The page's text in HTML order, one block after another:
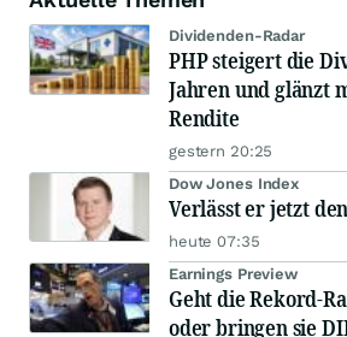
Dividenden-Radar
PHP steigert die
Jahren und glänzt
Rendite
gestern 20:25
Dow Jones Index
Verlässt er jetzt
heute 07:35
Earnings Preview
Geht die Rekord-
oder bringen sie